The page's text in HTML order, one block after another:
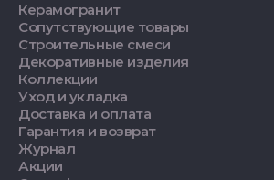
Керамогранит
Сопутствующие товары
Строительные смеси
Декоративные изделия
Коллекции
Уход и укладка
Доставка и оплата
Гарантия и возврат
Журнал
Акции